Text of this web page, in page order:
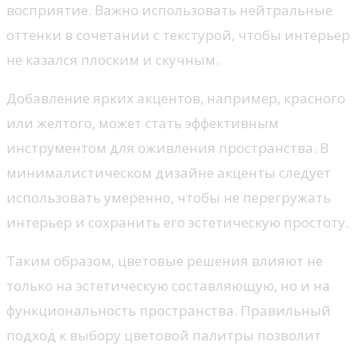
восприятие. Важно использовать нейтральные
оттенки в сочетании с текстурой, чтобы интерьер
не казался плоским и скучным.
Добавление ярких акцентов, например, красного
или желтого, может стать эффективным
инструментом для оживления пространства. В
минималистическом дизайне акценты следует
использовать умеренно, чтобы не перегружать
интерьер и сохранить его эстетическую простоту.
Таким образом, цветовые решения влияют не
только на эстетическую составляющую, но и на
функциональность пространства. Правильный
подход к выбору цветовой палитры позволит